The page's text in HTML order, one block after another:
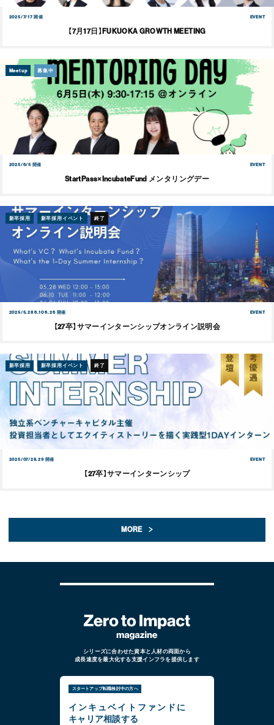
2025/7/17 開催 EVENT
【7月17日】FUKUOKA GROWTH MEETING
Meetup 募集中
2025/6/5 開催 EVENT
StartPass×IncubateFund メンタリングデー
新卒採用 新卒採用イベント 終了
2025/5.28 6.10 6.26 開催 EVENT
【27卒】サマーインターンシップオンライン説明会
新卒採用 新卒採用イベント 終了
2025/07/28.29 開催 EVENT
【27卒】サマーインターンシップ
MORE
シリーズに合わせた資本と人材の両面から
成長速度を最大化する支援インフラを提供します
スタートアップ転職検討中の方へ
インキュベイトファンドに
キャリア相談する